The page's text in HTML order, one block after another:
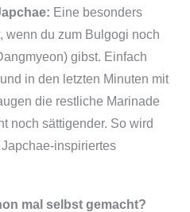
Eine besonders
wenn du zum Bulgogi noch
gibst. Einfach
in den letzten Minuten mit
die restliche Marinade
noch sättigender. So wird
inspiriertes
mal selbst gemacht?